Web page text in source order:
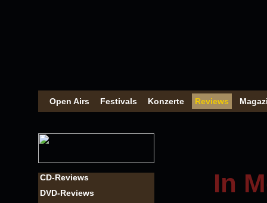
Open Airs Festivals Konzerte Reviews
CD-Reviews
DVD-Reviews
In